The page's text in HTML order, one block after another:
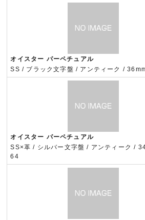
オイスター パーペチュアル
SS / ブラック文字盤 / アンティーク /
オイスター パーペチュアル
SS×革 / シルバー文字盤 / アンティーク /
64